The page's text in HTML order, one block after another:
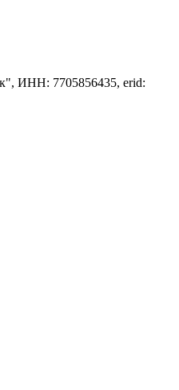
ИНН: 7705856435, erid: